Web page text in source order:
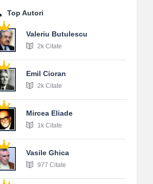
Top Autori
Valeriu Butulescu
2k Citate
Emil Cioran
2k Citate
Mircea Eliade
1k Citate
Vasile Ghica
977 Citate